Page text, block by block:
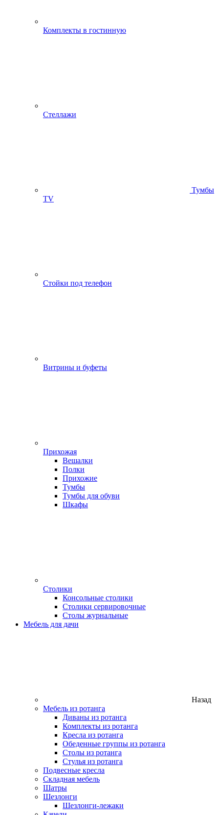
Комплекты в гостинную
Стеллажи
Тумбы
ТV
Стойки под телефон
Витрины и буфеты
Прихожая
Вешалки
Полки
Прихожие
Тумбы
Тумбы для обуви
Шкафы
Столики
Консольные столики
Столики сервировочные
Столы журнальные
Мебель для дачи
Назад
Мебель из ротанга
Диваны из ротанга
Комплекты из ротанга
Кресла из ротанга
Обеденные группы из ротанга
Столы из ротанга
Стулья из ротанга
Подвесные кресла
Складная мебель
Шатры
Шезлонги
Шезлонги-лежаки